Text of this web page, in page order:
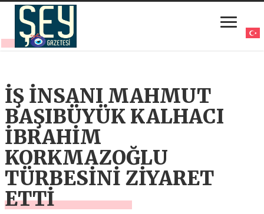
İŞ İNSANI MAHMUT
BAŞIBÜYÜK KALHACI
İBRAHİM
KORKMAZOĞLU
TÜRBESİNİ ZİYARET
ETTİ